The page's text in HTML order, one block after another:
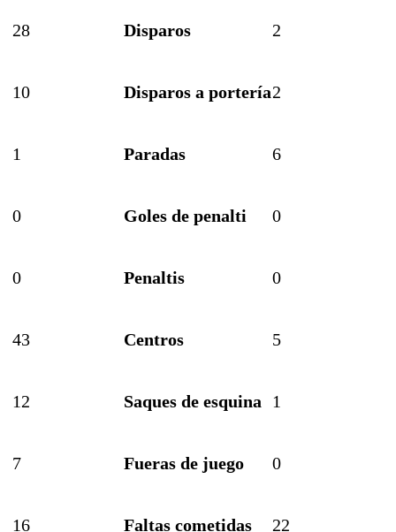
28 Disparos 2
10 Disparos a portería2
1 Paradas 6
0 Goles de penalti 0
0 Penaltis 0
43 Centros 5
12 Saques de esquina 1
7 Fueras de juego 0
16 Faltas cometidas 22